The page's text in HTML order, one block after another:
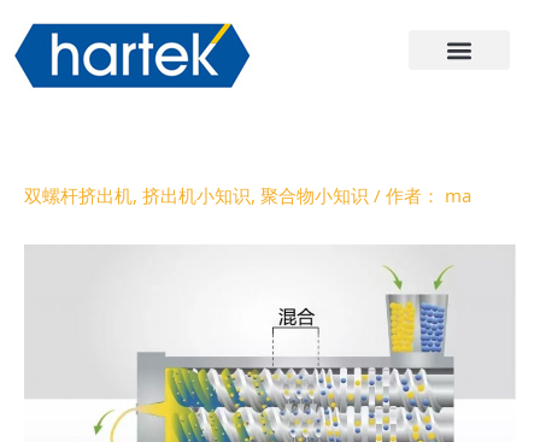
双螺杆挤出机, 挤出机小知识, 聚合物小知识 / 作者： ma